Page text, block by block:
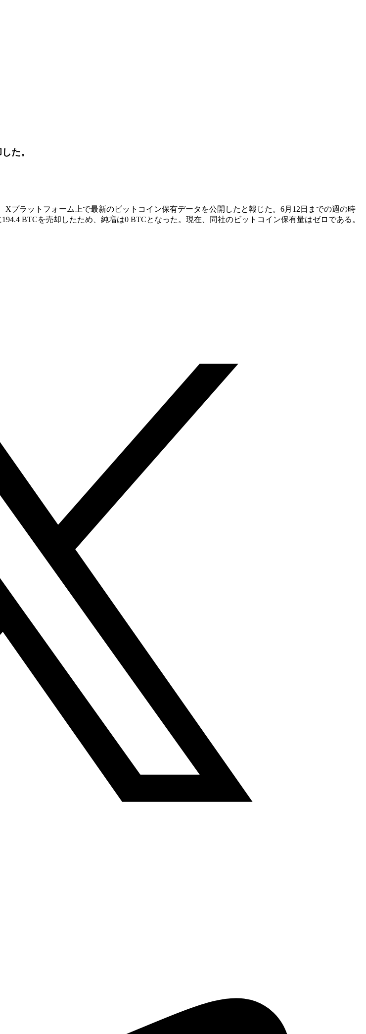
た。
プラットフォーム上で最新のビットコイン保有データを公開したと報じた。6月12日までの週の時
BTCを売却したため、純増は0 BTCとなった。現在、同社のビットコイン保有量はゼロである。